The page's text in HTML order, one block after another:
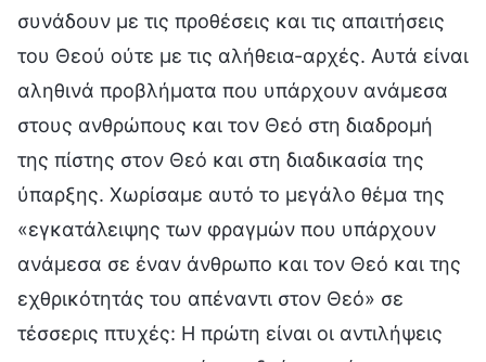
συνάδουν με τις προθέσεις και τις απαιτήσεις
του Θεού ούτε με τις αλήθεια-αρχές. Αυτά είναι
αληθινά προβλήματα που υπάρχουν ανάμεσα
στους ανθρώπους και τον Θεό στη διαδρομή
της πίστης στον Θεό και στη διαδικασία της
ύπαρξης. Χωρίσαμε αυτό το μεγάλο θέμα της
«εγκατάλειψης των φραγμών που υπάρχουν
ανάμεσα σε έναν άνθρωπο και τον Θεό και της
εχθρικότητάς του απέναντι στον Θεό» σε
τέσσερις πτυχές: Η πρώτη είναι οι αντιλήψεις